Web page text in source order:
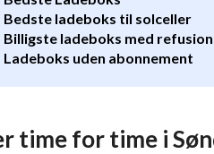
Bedste ladeboks til solceller
Billigste ladeboks med refusion
Ladeboks uden abonnement
time for time i